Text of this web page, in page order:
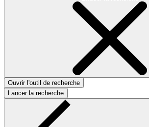
Ouvrir l'outil de recherche
Lancer la recherche